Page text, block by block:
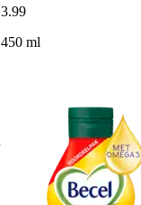
3.99
450 ml